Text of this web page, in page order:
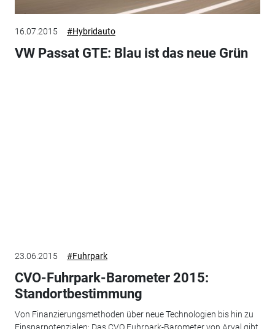
16.07.2015 #Hybridauto
VW Passat GTE: Blau ist das neue Grün
23.06.2015 #Fuhrpark
CVO-Fuhrpark-Barometer 2015:
Standortbestimmung
Von Finanzierungsmethoden über neue Technologien bis hin zu